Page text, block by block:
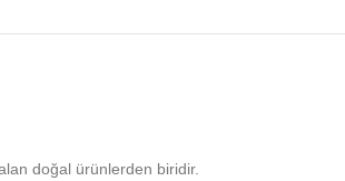
doğal ürünlerden biridir.